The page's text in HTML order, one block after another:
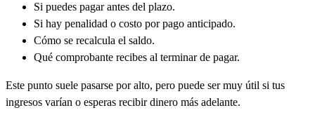
Si puedes pagar antes del plazo.
Si hay penalidad o costo por pago anticipado.
Cómo se recalcula el saldo.
Qué comprobante recibes al terminar de pagar.
Este punto suele pasarse por alto, pero puede ser muy útil si tus
ingresos varían o esperas recibir dinero más adelante.